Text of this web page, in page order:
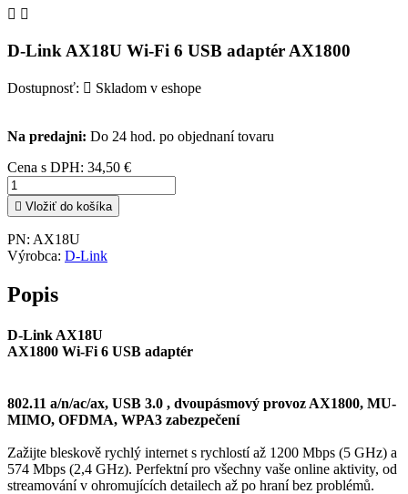
 
D-Link AX18U Wi-Fi 6 USB adaptér AX1800
Dostupnosť:  Skladom v eshope
Na predajni: Do 24 hod. po objednaní tovaru
Cena s DPH: 34,50 €
 Vložiť do košíka
PN: AX18U
Výrobca: D-Link
Popis
D-Link AX18U
AX1800 Wi-Fi 6 USB adaptér
802.11 a/n/ac/ax, USB 3.0 , dvoupásmový provoz AX1800, MU-
MIMO, OFDMA, WPA3 zabezpečení
Zažijte bleskově rychlý internet s rychlostí až 1200 Mbps (5 GHz) a
574 Mbps (2,4 GHz). Perfektní pro všechny vaše online aktivity, od
streamování v ohromujících detailech až po hraní bez problémů.